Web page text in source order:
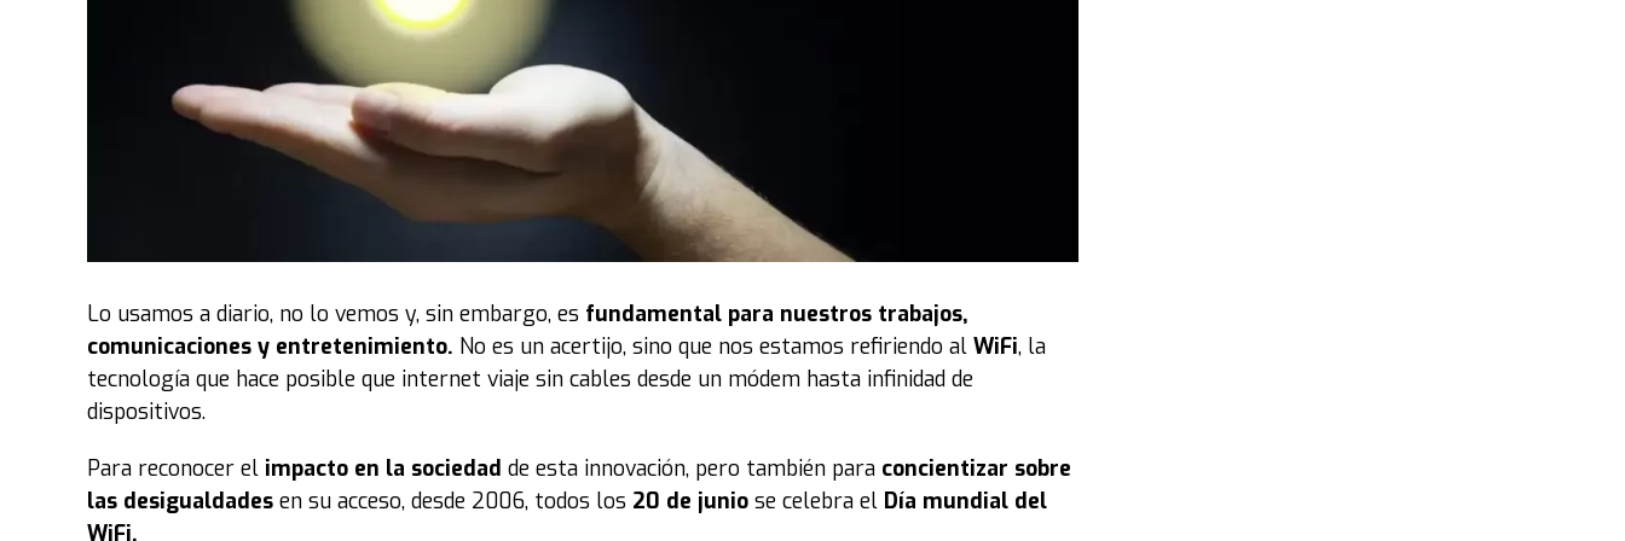
necesarias para frenar los usos indebidos.
Luego de intensas críticas, reclamos y advertencias oficiales, la red social de Musk limitó restringió la
creación y edición de imágenes, que solo quedó habilitada para a los usuarios pagos.
A un lado de aquella polémica, el señalamiento del empresario tras el acuerdo entre Apple y Google
se suma a las repetidas críticas que realiza a OpenAI, la organización detrás de ChatGPT, en cuya
fundación participó y de la que se marchó enemistado con sus compañeros.
Lo usamos a diario, no lo vemos y, sin embargo, es fundamental para nuestros trabajos,
comunicaciones y entretenimiento. No es un acertijo, sino que nos estamos refiriendo al WiFi, la
tecnología que hace posible que internet viaje sin cables desde un módem hasta infinidad de
dispositivos.
Para reconocer el impacto en la sociedad de esta innovación, pero también para concientizar sobre
las desigualdades en su acceso, desde 2006, todos los 20 de junio se celebra el Día mundial del
WiFi.